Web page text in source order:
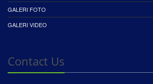
GALERI FOTO
GALERI VIDEO
Contact Us